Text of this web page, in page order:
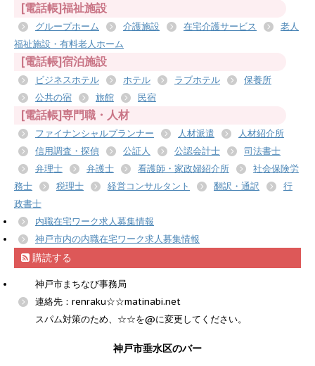
[電話帳]福祉施設
グループホーム 介護施設 在宅介護サービス
老人
福祉施設・有料老人ホーム
[電話帳]宿泊施設
ビジネスホテル ホテル ラブホテル
保養所
公共の宿
旅館 民宿
[電話帳]専門職・人材
ファイナンシャルプランナー 人材派遣
人材紹介所
信用調査・探偵
公証人 公認会計士
司法書士
弁理士
弁護士 看護師・家政婦紹介所
社会保険労
務士
税理士 経営コンサルタント 翻訳・通訳
行
政書士
内職在宅ワーク求人募集情報
神戸市内の内職在宅ワーク求人募集情報
購読する
神戸市まちなび事務局
連絡先：renraku☆☆matinabi.net
スパム対策のため、☆☆を@に変更してください。
神戸市垂水区のバー